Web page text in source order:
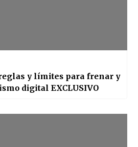
y límites para frenar y
digital EXCLUSIVO